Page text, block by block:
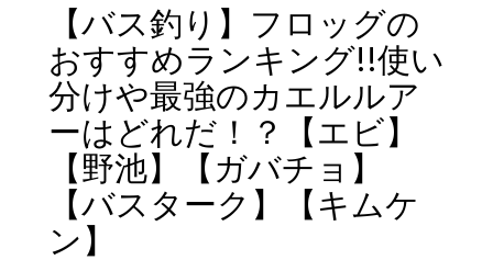
【バス釣り】フロッグの
おすすめランキング!!使い
分けや最強のカエルルア
ーはどれだ！？【エビ】
【野池】【ガバチョ】
【バスターク】【キムケ
ン】